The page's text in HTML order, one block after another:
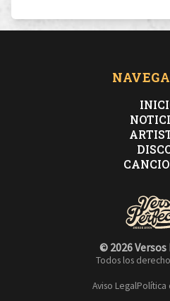
© 2026
Todos los
Aviso LegalPolítica